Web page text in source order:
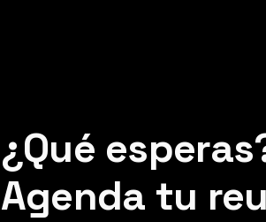
¿Qué
Agenda tu